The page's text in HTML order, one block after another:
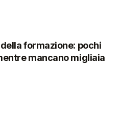
formazione: pochi
mancano migliaia